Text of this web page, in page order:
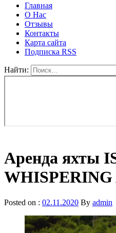
Главная
О Нас
Отзывы
Контакты
Карта сайта
Подписка RSS
Найти:
Аренда яхты
Posted on : 02.11.2020 By admin